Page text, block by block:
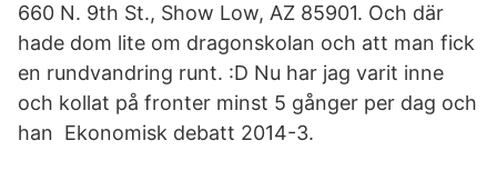
660 N. 9th St., Show Low, AZ 85901. Och där
hade dom lite om dragonskolan och att man fick
en rundvandring runt. :D Nu har jag varit inne
och kollat på fronter minst 5 gånger per dag och
han Ekonomisk debatt 2014-3.